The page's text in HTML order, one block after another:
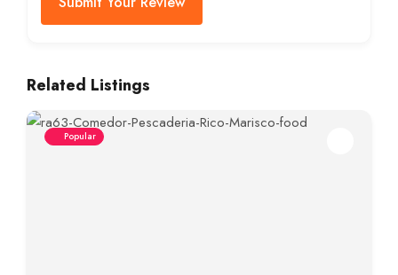
Related Listings
Popular